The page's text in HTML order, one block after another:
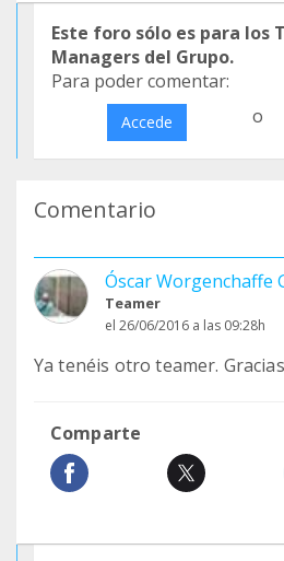
Este foro sólo es para los
Managers del Grupo.
Para poder comentar:
Accede o
Comentario
Óscar Worgenchaffe
Teamer
el 26/06/2016 a las 09:28h
Ya tenéis otro teamer.
Comparte